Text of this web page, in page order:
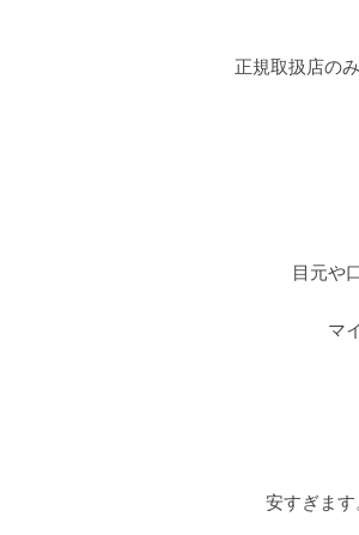
正規取扱店の
目元や
マ
安すぎま